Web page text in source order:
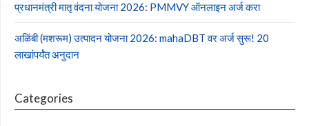
प्रधानमंत्री मातृ वंदना योजना 2026: PMMVY ऑनलाइन अर्ज करा
अळिंबी (मशरूम) उत्पादन योजना 2026: mahaDBT वर अर्ज सुरू! 20
लाखांपर्यंत अनुदान
Categories